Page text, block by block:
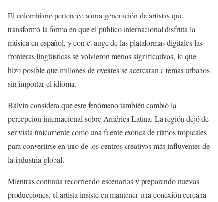
El colombiano pertenece a una generación de artistas que
transformó la forma en que el público internacional disfruta la
música en español, y con el auge de las plataformas digitales las
fronteras lingüísticas se volvieron menos significativas, lo que
hizo posible que millones de oyentes se acercaran a temas urbanos
sin importar el idioma.
Balvin considera que este fenómeno también cambió la
percepción internacional sobre América Latina. La región dejó de
ser vista únicamente como una fuente exótica de ritmos tropicales
para convertirse en uno de los centros creativos más influyentes de
la industria global.
Mientras continúa recorriendo escenarios y preparando nuevas
producciones, el artista insiste en mantener una conexión cercana